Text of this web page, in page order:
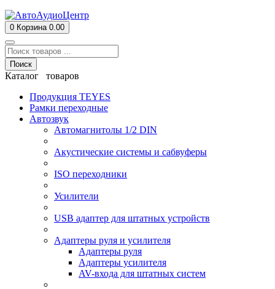
0 Корзина 0.00
Поиск
Каталог товаров
Продукция TEYES
Рамки переходные
Автозвук
Автомагнитолы 1/2 DIN
Акустические системы и сабвуферы
ISO переходники
Усилители
USB адаптер для штатных устройств
Адаптеры руля и усилителя
Адаптеры руля
Адаптеры усилителя
AV-входа для штатных систем